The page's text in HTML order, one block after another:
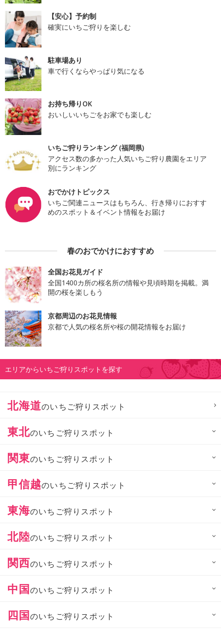
【安心】予約制
確実にいちご狩りを楽しむ
駐車場あり
車で行くならやっぱり気になる
お持ち帰りOK
おいしいいちごをお家でも楽しむ
いちご狩りランキング (福岡県)
アクセス数の多かった人気いちご狩り農園をエリア
別にランキング
おでかけトピックス
いちご関連ニュースはもちろん、行き帰りにおすす
めのスポット＆イベント情報をお届け
春のおでかけにおすすめ
全国お花見ガイド
全国1400カ所の桜名所の情報や見頃時期を掲載。満
開の桜を楽しもう
京都周辺のお花見情報
京都で人気の桜名所や桜の開花情報をお届け
エリアからいちご狩りスポットを探す
北海道のいちご狩りスポット
東北のいちご狩りスポット
関東のいちご狩りスポット
甲信越のいちご狩りスポット
東海のいちご狩りスポット
北陸のいちご狩りスポット
関西のいちご狩りスポット
中国のいちご狩りスポット
四国のいちご狩りスポット